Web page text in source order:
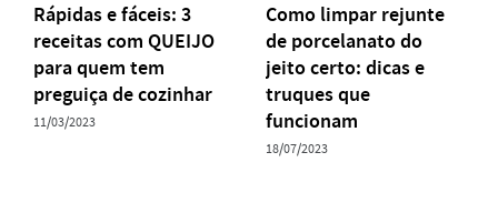
Rápidas e fáceis: 3
receitas com QUEIJO
para quem tem
preguiça de cozinhar
11/03/2023
Como limpar rejunte
de porcelanato do
jeito certo: dicas e
truques que
funcionam
18/07/2023